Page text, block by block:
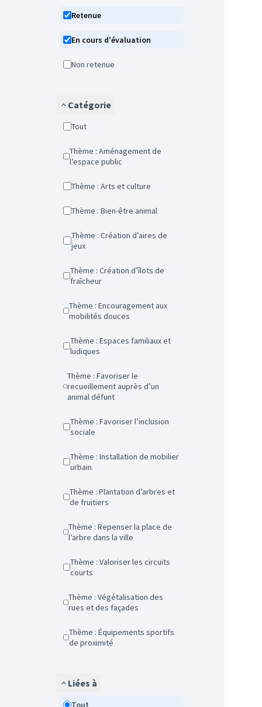
Retenue
En cours d'évaluation
Non retenue
Catégorie
Tout
Thème : Aménagement de
l’espace public
Thème : Arts et culture
Thème : Bien-être animal
Thème : Création d’aires de
jeux
Thème : Création d’îlots de
fraîcheur
Thème : Encouragement aux
mobilités douces
Thème : Espaces familiaux et
ludiques
Thème : Favoriser le
recueillement auprès d’un
animal défunt
Thème : Favoriser l’inclusion
sociale
Thème : Installation de mobilier
urbain
Thème : Plantation d’arbres et
de fruitiers
Thème : Repenser la place de
l’arbre dans la ville
Thème : Valoriser les circuits
courts
Thème : Végétalisation des
rues et des façades
Thème : Équipements sportifs
de proximité
Liées à
Tout